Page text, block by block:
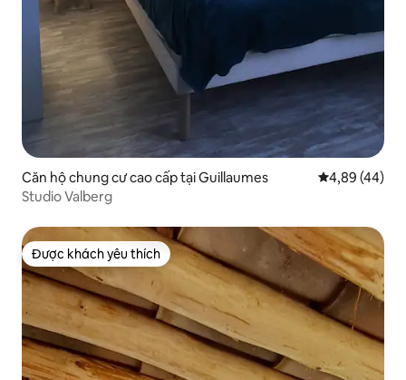
Căn hộ chung cư cao cấp tại Guillaumes Xếp hạng
4,89 (44)
Studio Valberg
Được khách yêu thích
Được khách yêu thích